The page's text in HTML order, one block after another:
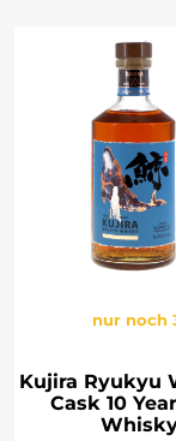
nur noch
Kujira Ryukyu
Cask 10